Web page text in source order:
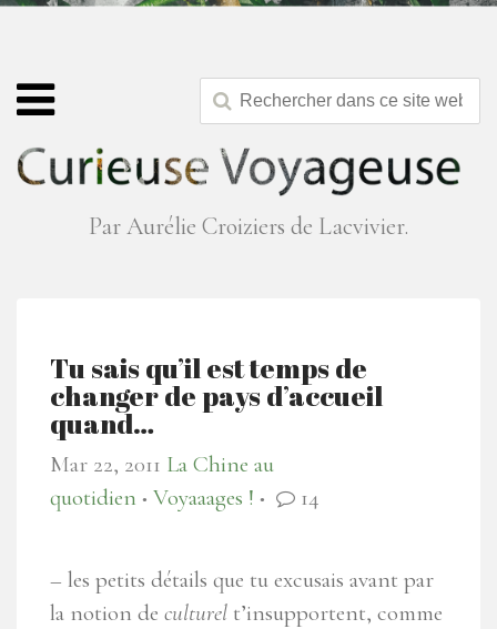
Par Aurélie Croiziers de Lacvivier.
Tu sais qu’il est temps de
changer de pays d’accueil
quand…
Mar 22, 2011 La Chine au
quotidien
● Voyaaages ! ● 14
– les petits détails que tu excusais avant par
la notion de culturel t’insupportent, comme